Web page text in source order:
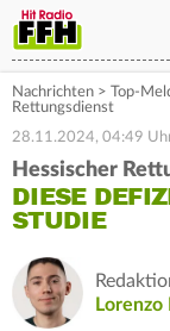
Nachrichten > Top-
Rettungsdienst
28.11.2024, 04:49
Hessischer
DIESE
STUDIE
Lorenzo